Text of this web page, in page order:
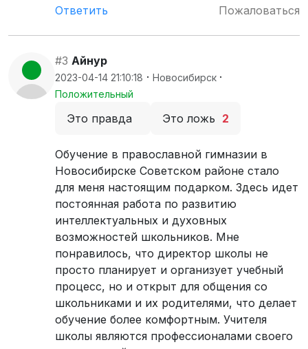
Ответить
Пожаловаться
#3 Айнур
2023-04-14 21:10:18 · Новосибирск ·
Положительный
Это правда Это ложь 2
Обучение в православной гимназии в
Новосибирске Советском районе стало
для меня настоящим подарком. Здесь идет
постоянная работа по развитию
интеллектуальных и духовных
возможностей школьников. Мне
понравилось, что директор школы не
просто планирует и организует учебный
процесс, но и открыт для общения со
школьниками и их родителями, что делает
обучение более комфортным. Учителя
школы являются профессионалами своего